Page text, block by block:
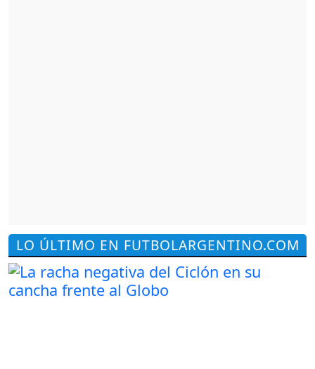
LO ÚLTIMO EN FUTBOLARGENTINO.COM